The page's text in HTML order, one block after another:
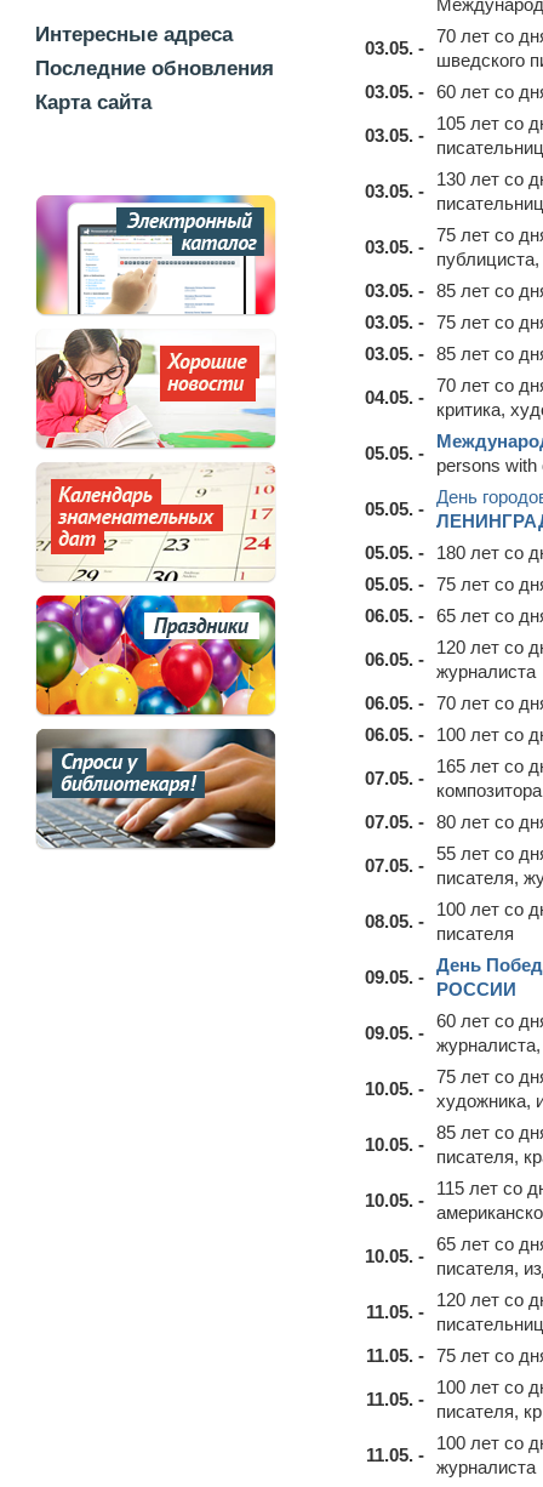
Интересные адреса
Последние обновления
Карта сайта
03.05. -
70 лет со
шведского
03.05. - 60 лет со
03.05. -
105 лет со
03.05. -
130 лет со
03.05. -
75 лет со
03.05. - 85 лет со
03.05. - 75 лет со
03.05. - 85 лет со
04.05. -
70 лет со
критика,
05.05. -
persons
05.05. -
День
05.05. -
180 лет со
05.05. - 75 лет со
06.05. - 65 лет со
06.05. -
120 лет со
журналиста
06.05. - 70 лет со
06.05. -
100 лет со
07.05. -
165 лет со
07.05. - 80 лет со
07.05. -
55 лет со
писателя,
08.05. -
100 лет со
писателя
09.05. -
День
РОССИИ
09.05. -
60 лет со
журналиста,
10.05. -
75 лет со
художника,
10.05. -
85 лет со
писателя,
10.05. -
115 лет со
10.05. -
65 лет со
писателя,
11.05. -
120 лет со
11.05. - 75 лет со
11.05. -
100 лет со
писателя,
11.05. -
100 лет со
журналиста